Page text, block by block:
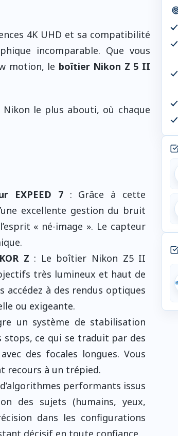
4K UHD et sa compatibilité
incomparable. Que vous
motion, le boîtier Nikon Z 5 II
Nikon le plus abouti, où chaque
EXPEED 7: Grâce à cette
excellente gestion du bruit
« né-image ». Le capteur
Z : Le boîtier Nikon Z5 II
très lumineux et haut de
accédez à des rendus optiques
ou exigeante.
un système de stabilisation
stops, ce qui se traduit par des
des focales longues. Vous
recours à un trépied.
performants issus
des sujets (humains, yeux,
dans les configurations
décisif en toute confiance.